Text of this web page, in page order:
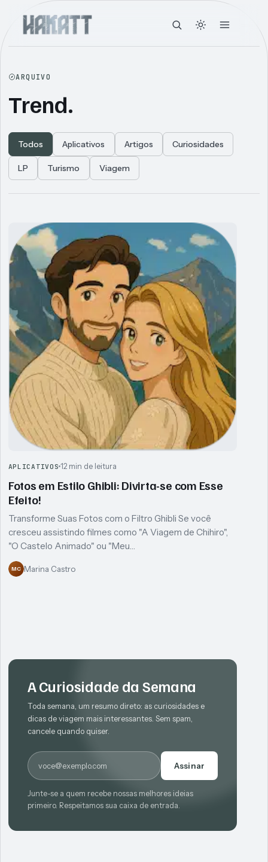
ARQUIVO
Trend.
Todos Aplicativos Artigos Curiosidades
LP Turismo Viagem
Articles
APLICATIVOS 12 min de leitura
Fotos em Estilo Ghibli: Divirta-se com Esse
Efeito!
Transforme Suas Fotos com o Filtro Ghibli Se você
cresceu assistindo filmes como "A Viagem de Chihiro",
"O Castelo Animado" ou "Meu…
MC Marina Castro
A Curiosidade da Semana
Toda semana, um resumo direto: as curiosidades e
dicas de viagem mais interessantes. Sem spam,
cancele quando quiser.
E-mail
Assinar
Junte-se a quem recebe nossas melhores ideias
primeiro. Respeitamos sua caixa de entrada.